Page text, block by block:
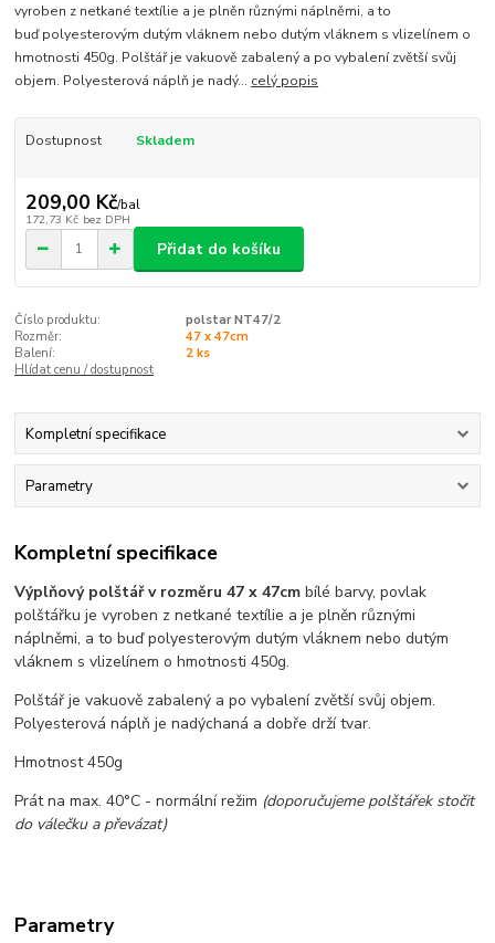
vyroben z netkané textílie a je plněn různými náplněmi, a to
buď polyesterovým dutým vláknem nebo dutým vláknem s vlizelínem o
hmotnosti 450g. Polštář je vakuově zabalený a po vybalení zvětší svůj
objem. Polyesterová náplň je nadý... celý popis
Dostupnost Skladem
209,00 Kč/bal
172,73 Kč bez DPH
Přidat do košíku
Číslo produktu:
polstar NT47/2
Rozměr:
47 x 47cm
Balení:
2 ks
Hlídat cenu / dostupnost
Kompletní specifikace
Parametry
Kompletní specifikace
Výplňový polštář v rozměru 47 x 47cm bílé barvy, povlak
polštářku je vyroben z netkané textílie a je plněn různými
náplněmi, a to buď polyesterovým dutým vláknem nebo dutým
vláknem s vlizelínem o hmotnosti 450g.
Polštář je vakuově zabalený a po vybalení zvětší svůj objem.
Polyesterová náplň je nadýchaná a dobře drží tvar.
Hmotnost 450g
Prát na max. 40°C - normální režim (doporučujeme polštářek stočit
do válečku a převázat)
Parametry